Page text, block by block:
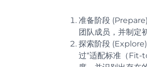
准备阶段
团队成员，并制定
探索阶段
过“适配标准（Fit-